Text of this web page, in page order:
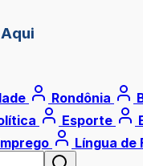
Rondônia
Esporte
Língua de